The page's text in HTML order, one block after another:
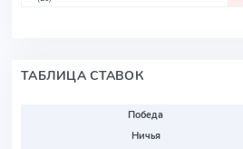
ТАБЛИЦА СТАВОК
Победа
Ничья